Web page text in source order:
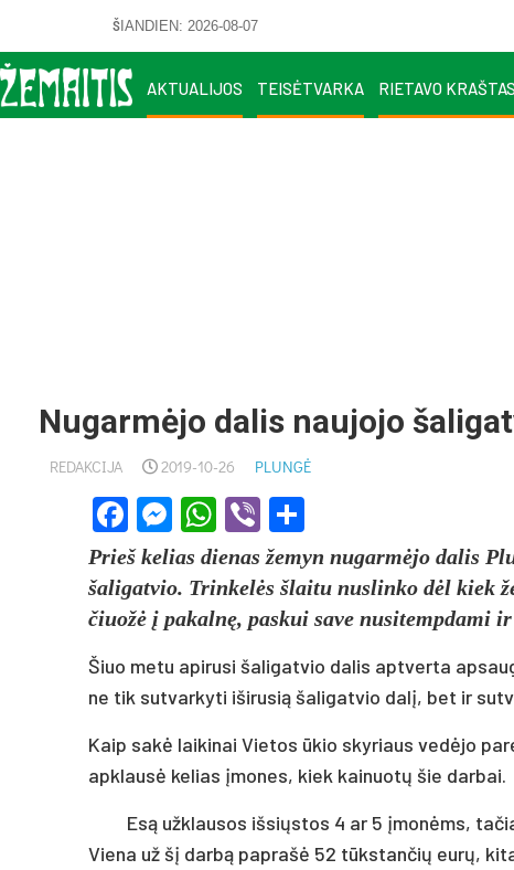
ŠIANDIEN: 2026-08-07
AKTUALIJOS TEISĖTVARKA RIETAVO KRAŠTAS
Nugarmėjo dalis naujojo
REDAKCIJA 2019-10-26 PLUNGĖ
Facebook
Messenger
WhatsApp
Viber
Prieš ke­lias die­nas že­myn nu­gar­mė­jo da­lis
ša­li­gat­vio. Trin­ke­lės šlai­tu nu­slin­ko dėl kiek
čiuo­žė į pa­kal­nę, pa­skui sa­ve nu­si­temp­da­mi
Šiuo me­tu api­ru­si ša­li­gat­vio da­lis ap­tver­ta
ne tik su­tvar­ky­ti iši­ru­sią ša­li­gat­vio da­lį, bet ir
Kaip sa­kė lai­ki­nai Vie­tos ūkio sky­riaus ve­dė­jo
ap­klau­sė ke­lias įmo­nes, kiek kai­nuo­tų šie dar­bai.
Esą už­klau­sos iš­siųs­tos 4 ar 5 įmo­nėms,
Vie­na už šį dar­bą pa­pra­šė 52 tūks­tan­čių eu­rų,